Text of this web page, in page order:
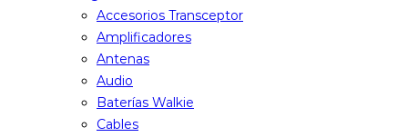
Accesorios Transceptor
Amplificadores
Antenas
Audio
Baterías Walkie
Cables